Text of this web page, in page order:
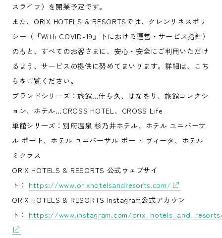
スライフ）を開業予定です。
また、ORIX HOTELS & RESORTSでは、クレンリネスポリ
シー（『With COVID-19』下における運営・サービス指針）
のもと、すべてのお客さまに、安心・安全にご利用いただけ
るよう、サービスの提供に努めてまいります。詳細は、こち
らをご覧ください。
ブランドシリーズ：旅館…佳ら久、はなをり、旅館コレクシ
ョン、ホテル…CROSS HOTEL、CROSS Life
単館シリーズ：別府温泉 杉乃井ホテル、ホテル ユニバーサ
ル ポート、ホテル ユニバーサル ポート ヴィータ、ホテル
ミクラス
ORIX HOTELS & RESORTS 公式ウェブサイ
ト： https://www.orixhotelsandresorts.com/
ORIX HOTELS & RESORTS Instagram公式アカウン
ト： https://www.instagram.com/